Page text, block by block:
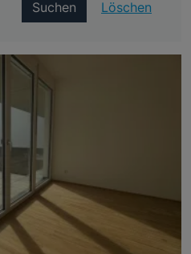
Suchen Löschen